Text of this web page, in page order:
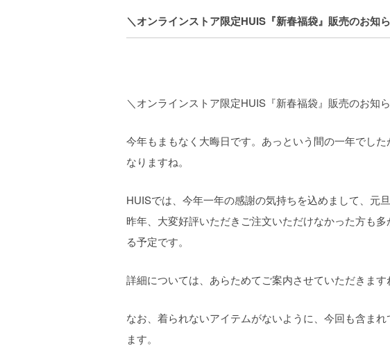
＼オンラインストア限定HUIS『新春福袋』販売のお知
＼オンラインストア限定HUIS『新春福袋』販売のお知
今年もまもなく大晦日です。あっという間の一年でし
なりますね。
HUISでは、今年一年の感謝の気持ちを込めまして、元
昨年、大変好評いただきご注文いただけなかった方も
る予定です。
詳細については、あらためてご案内させていただきます
なお、着られないアイテムがないように、今回も含ま
ます。